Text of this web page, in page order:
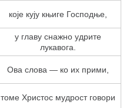
које кују књиге Господње,
у главу снажно удрите
лукавога.
Ова слова — ко их прими,
томе Христос мудрост говори